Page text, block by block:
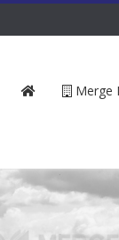
Merge